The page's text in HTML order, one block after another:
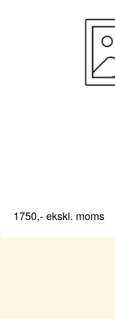
1750,- ekskl. moms